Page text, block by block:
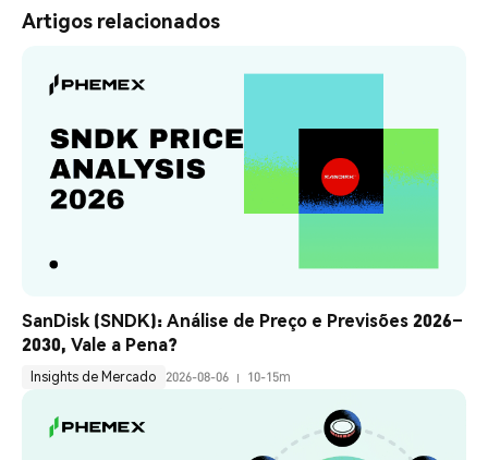
Artigos relacionados
SanDisk (SNDK): Análise de Preço e Previsões 2026–
2030, Vale a Pena?
Insights de Mercado 2026-08-06 10-15m